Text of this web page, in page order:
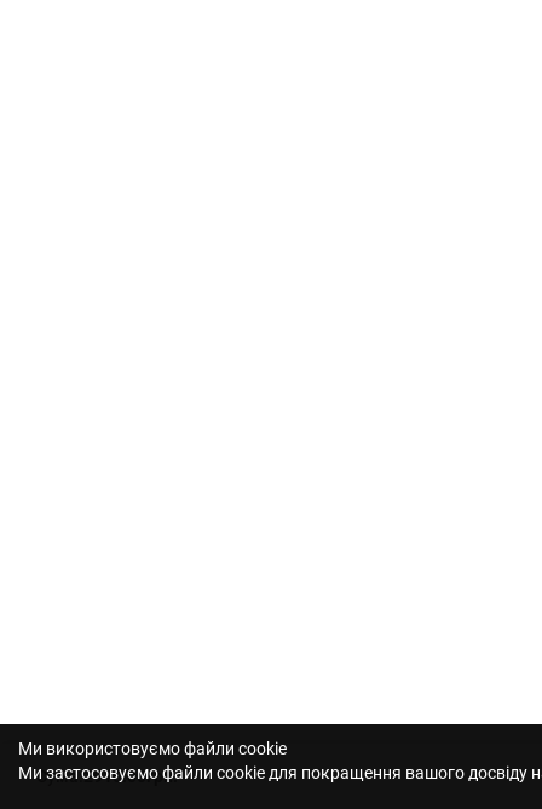
Сума:2910.00грн.
Ми використовуємо файли cookie
Ми застосовуємо файли cookie для покращення вашого досвіду